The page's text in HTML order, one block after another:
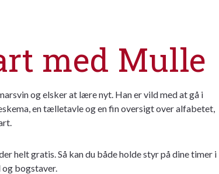
med Mulle
og elsker at lære nyt. Han er vild med at gå i
en tælletavle og en fin oversigt over alfabetet,
helt gratis. Så kan du både holde styr på dine timer i
bogstaver.